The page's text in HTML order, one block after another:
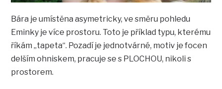
Bára je umístěna asymetricky, ve směru pohledu
Eminky je více prostoru. Toto je příklad typu, kterému
říkám „tapeta“. Pozadí je jednotvárné, motiv je focen
delším ohniskem, pracuje se s PLOCHOU, nikoli s
prostorem.